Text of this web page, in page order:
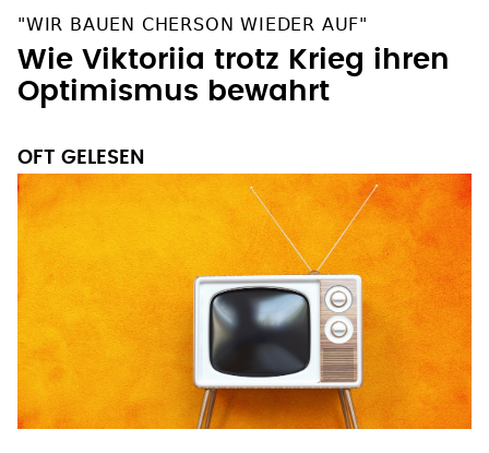
"WIR BAUEN CHERSON WIEDER AUF"
Wie Viktoriia trotz Krieg ihren
Optimismus bewahrt
OFT GELESEN